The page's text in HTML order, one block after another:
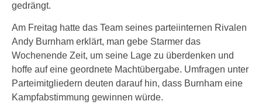
gedrängt.
Am Freitag hatte das Team seines parteiinternen Rivalen
Andy Burnham erklärt, man gebe Starmer das
Wochenende Zeit, um seine Lage zu überdenken und
hoffe auf eine geordnete Machtübergabe. Umfragen unter
Parteimitgliedern deuten darauf hin, dass Burnham eine
Kampfabstimmung gewinnen würde.